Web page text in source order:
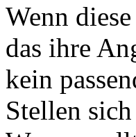
Wenn
das ihre
kein
Stellen